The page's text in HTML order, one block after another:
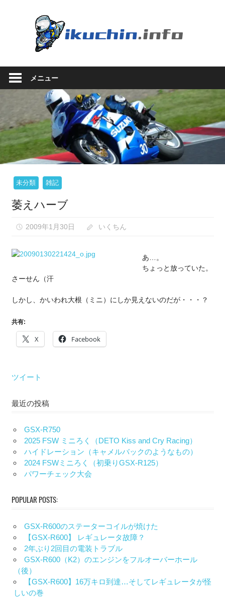
ち
ん
ち
ロ
グ
（モ
ト
ロ
で
な
メニュー
未分類 雑記
萎えハーブ
2009年1月30日 いくちん
あ…。
ちょっと放っていた。
さーせん（汗
しかし、かいわれ大根（ミニ）にしか見えないのだが・・・？
共有:
X Facebook
ツイート
最近の投稿
GSX-R750
2025 FSW ミニろく（DETO Kiss and Cry Racing）
ハイドレーション（キャメルバックのようなもの）
2024 FSWミニろく（初乗りGSX-R125）
パワーチェック大会
POPULAR POSTS:
GSX-R600のステーターコイルが焼けた
【GSX-R600】 レギュレータ故障？
2年ぶり2回目の電装トラブル
GSX-R600（K2）のエンジンをフルオーバーホール
（後）
【GSX-R600】16万キロ到達…そしてレギュレータが怪
しいの巻